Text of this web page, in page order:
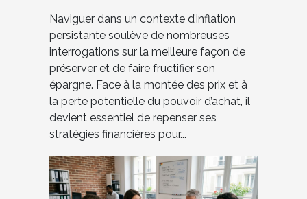
Naviguer dans un contexte d’inflation
persistante soulève de nombreuses
interrogations sur la meilleure façon de
préserver et de faire fructifier son
épargne. Face à la montée des prix et à
la perte potentielle du pouvoir d’achat, il
devient essentiel de repenser ses
stratégies financières pour...